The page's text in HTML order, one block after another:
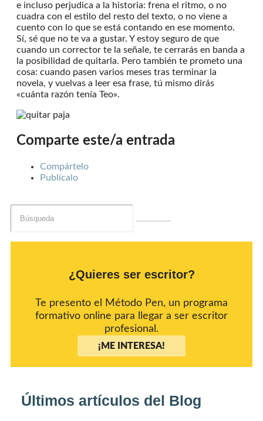
e incluso perjudica a la historia: frena el ritmo, o no
cuadra con el estilo del resto del texto, o no viene a
cuento con lo que se está contando en ese momento.
Sí, sé que no te va a gustar. Y estoy seguro de que
cuando un corrector te la señale, te cerrarás en banda a
la posibilidad de quitarla. Pero también te prometo una
cosa: cuando pasen varios meses tras terminar la
novela, y vuelvas a leer esa frase, tú mismo dirás
«cuánta razón tenía Teo».
Comparte este/a entrada
Compártelo
Publícalo
¿Quieres ser escritor?
Te presento el Método Pen, un programa
formativo online para llegar a ser escritor
profesional.
¡ME INTERESA!
Últimos artículos del Blog